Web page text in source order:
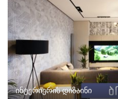
ინტერიერის დიზაინი